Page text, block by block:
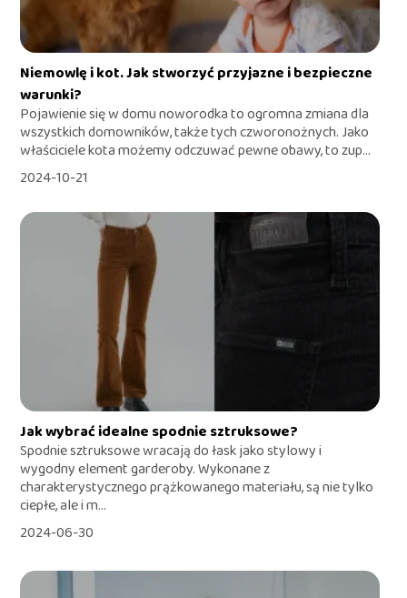
Niemowlę i kot. Jak stworzyć przyjazne i bezpieczne
warunki?
Pojawienie się w domu noworodka to ogromna zmiana dla
wszystkich domowników, także tych czworonożnych. Jako
właściciele kota możemy odczuwać pewne obawy, to zup...
2024-10-21
Jak wybrać idealne spodnie sztruksowe?
Spodnie sztruksowe wracają do łask jako stylowy i
wygodny element garderoby. Wykonane z
charakterystycznego prążkowanego materiału, są nie tylko
ciepłe, ale i m...
2024-06-30